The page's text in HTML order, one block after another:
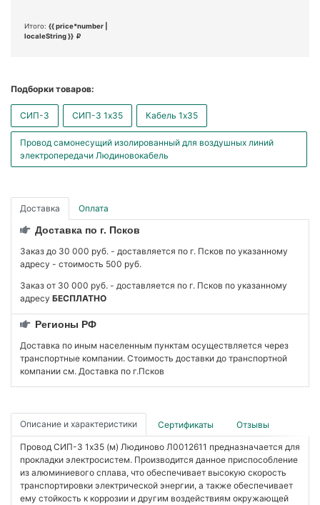
Итого: {{ price*number |
localeString }}
Подборки товаров:
СИП-3 СИП-3 1x35 Кабель 1x35
Провод самонесущий изолированный для воздушных линий
электропередачи Людиновокабель
Доставка Оплата
Доставка по г. Псков
Заказ до 30 000 руб. - доставляется по г. Псков по указанному
адресу - стоимость 500 руб.
Заказ от 30 000 руб. - доставляется по г. Псков по указанному
адресу БЕСПЛАТНО
Регионы РФ
Доставка по иным населенным пунктам осуществляется через
транспортные компании. Стоимость доставки до транспортной
компании см. Доставка по г.Псков
Описание и характеристики Сертификаты Отзывы
Провод СИП-3 1х35 (м) Людиново Л0012611 предназначается для
прокладки электросистем. Производится данное приспособление
из алюминиевого сплава, что обеспечивает высокую скорость
транспортировки электрической энергии, а также обеспечивает
ему стойкость к коррозии и другим воздействиям окружающей